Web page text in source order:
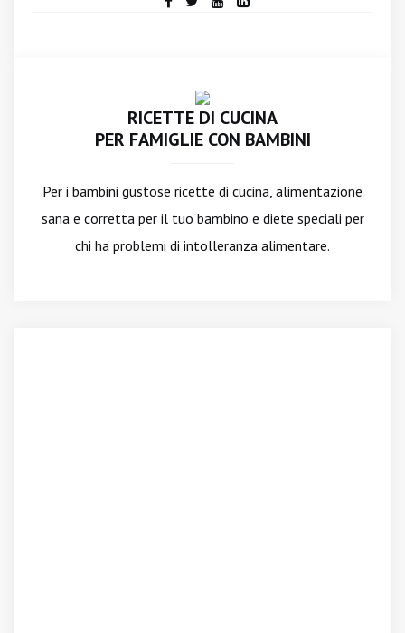
RICETTE DI CUCINA
PER FAMIGLIE CON BAMBINI
Per i bambini gustose ricette di cucina, alimentazione
sana e corretta per il tuo bambino e diete speciali per
chi ha problemi di intolleranza alimentare.